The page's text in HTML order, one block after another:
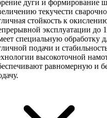
дуги и формирование
текучести
стойкость к
эксплуатации до
специальную обработку
подачи и
высокоточной
равномерную и